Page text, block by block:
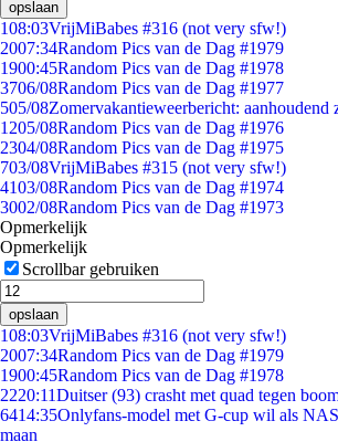
opslaan
108:03VrijMiBabes #316 (not very sfw!)
2007:34Random Pics van de Dag #1979
1900:45Random Pics van de Dag #1978
3706/08Random Pics van de Dag #1977
505/08Zomervakantieweerbericht: aanhoudend
1205/08Random Pics van de Dag #1976
2304/08Random Pics van de Dag #1975
703/08VrijMiBabes #315 (not very sfw!)
4103/08Random Pics van de Dag #1974
3002/08Random Pics van de Dag #1973
Opmerkelijk
Opmerkelijk
Scrollbar gebruiken
opslaan
108:03VrijMiBabes #316 (not very sfw!)
2007:34Random Pics van de Dag #1979
1900:45Random Pics van de Dag #1978
2220:11Duitser (93) crasht met quad tegen
6414:35Onlyfans-model met G-cup wil als
maan